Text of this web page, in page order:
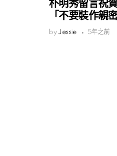
朴明秀留言祝
「不要裝作親密
by Jessie 5年之前